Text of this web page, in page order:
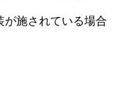
が施されている場合